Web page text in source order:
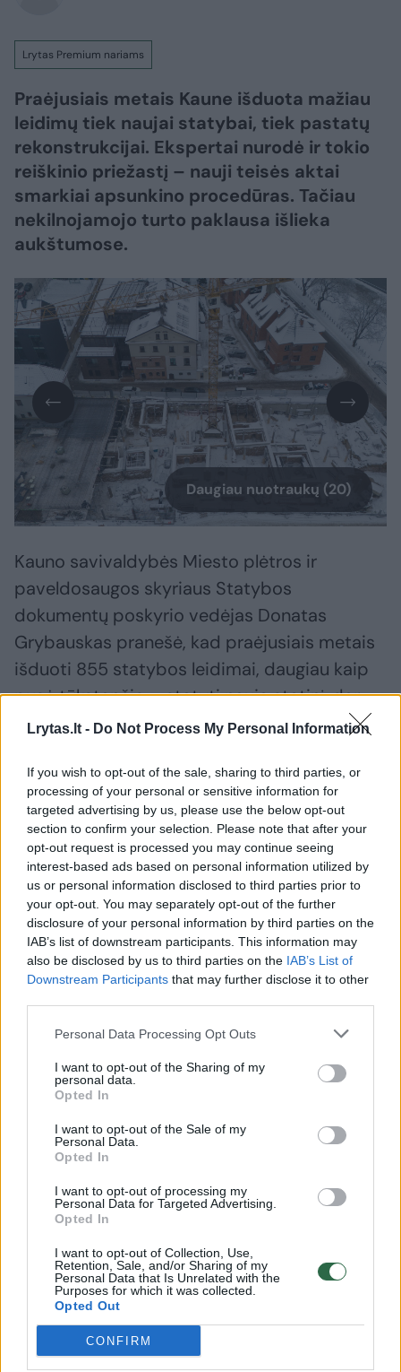
Lrytas.lt - Do Not Process My Personal Information
If you wish to opt-out of the sale, sharing to third parties, or
processing of your personal or sensitive information for
targeted advertising by us, please use the below opt-out
section to confirm your selection. Please note that after your
opt-out request is processed you may continue seeing
interest-based ads based on personal information utilized by
us or personal information disclosed to third parties prior to
your opt-out. You may separately opt-out of the further
disclosure of your personal information by third parties on the
IAB’s list of downstream participants. This information may
also be disclosed by us to third parties on the IAB’s List of
Downstream Participants that may further disclose it to other
Personal Data Processing Opt Outs
I want to opt-out of the Sharing of my
personal data.
Opted In
I want to opt-out of the Sale of my
Personal Data.
Opted In
I want to opt-out of processing my
Personal Data for Targeted Advertising.
Opted In
I want to opt-out of Collection, Use,
Retention, Sale, and/or Sharing of my
Personal Data that Is Unrelated with the
Purposes for which it was collected.
Opted Out
CONFIRM
Lrytas Premium nariams
Praėjusiais metais Kaune išduota mažiau
leidimų tiek naujai statybai, tiek pastatų
rekonstrukcijai. Ekspertai nurodė ir tokio
reiškinio priežastį – nauji teisės aktai
smarkiai apsunkino procedūras. Tačiau
nekilnojamojo turto paklausa išlieka
aukštumose.
Daugiau nuotraukų (20)
Kauno savivaldybės Miesto plėtros ir
paveldosaugos skyriaus Statybos
dokumentų poskyrio vedėjas Donatas
Grybauskas pranešė, kad praėjusiais metais
išduoti 855 statybos leidimai, daugiau kaip
pusė tūkstančio – statyti naują statinį, dar
127 – rekonstruoti.
Net 38 leidimai išduoti miesto savivaldybės
objektams.
2024 metais Kauno savivaldybėje išduota
919 statybos leidimų, iš jų daugiau negu pusė
– naujai statybai, dar apie 150 –
rekonstrukcijai.
Aiškiai regi judėjimo kryptį
Pasak D.Grybausko, statinių, kuriems išduoti
statybos leidimai, paskirtis labai įvairi:
daugiabučių, komercinių, administracinių,
transporto, sporto, inžinerinių tinklų.
Norite skaityti toliau?
Prisijunkite prie mūsų bendruomenės ir tapkite
prenumeratoriumi